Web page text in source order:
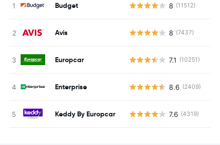
Budget 8 (11512)
Avis 8 (7437)
Europcar 7.1 (10251)
Enterprise 8.6 (2409)
Keddy By Europcar 7.6 (4319)